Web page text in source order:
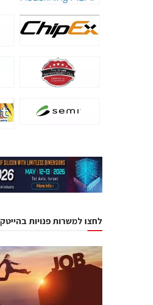
לחצו למשרות פנויות בהייטק